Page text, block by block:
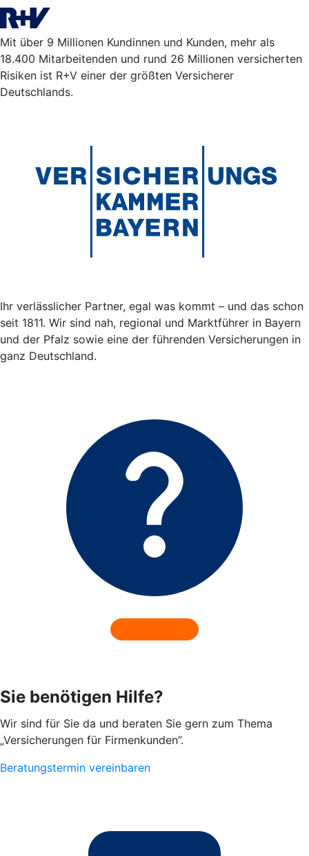
Mit über 9 Millionen Kundinnen und Kunden, mehr als
18.400 Mitarbeitenden und rund 26 Millionen versicherten
Risiken ist R+V einer der größten Versicherer
Deutschlands.
Ihr verlässlicher Partner, egal was kommt – und das schon
seit 1811. Wir sind nah, regional und Marktführer in Bayern
und der Pfalz sowie eine der führenden Versicherungen in
ganz Deutschland.
Sie benötigen Hilfe?
Wir sind für Sie da und beraten Sie gern zum Thema
„Versicherungen für Firmenkunden”.
Beratungstermin vereinbaren